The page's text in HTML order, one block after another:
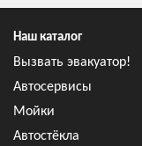
Наш каталог
Вызвать эвакуатор!
Автосервисы
Мойки
Автостёкла